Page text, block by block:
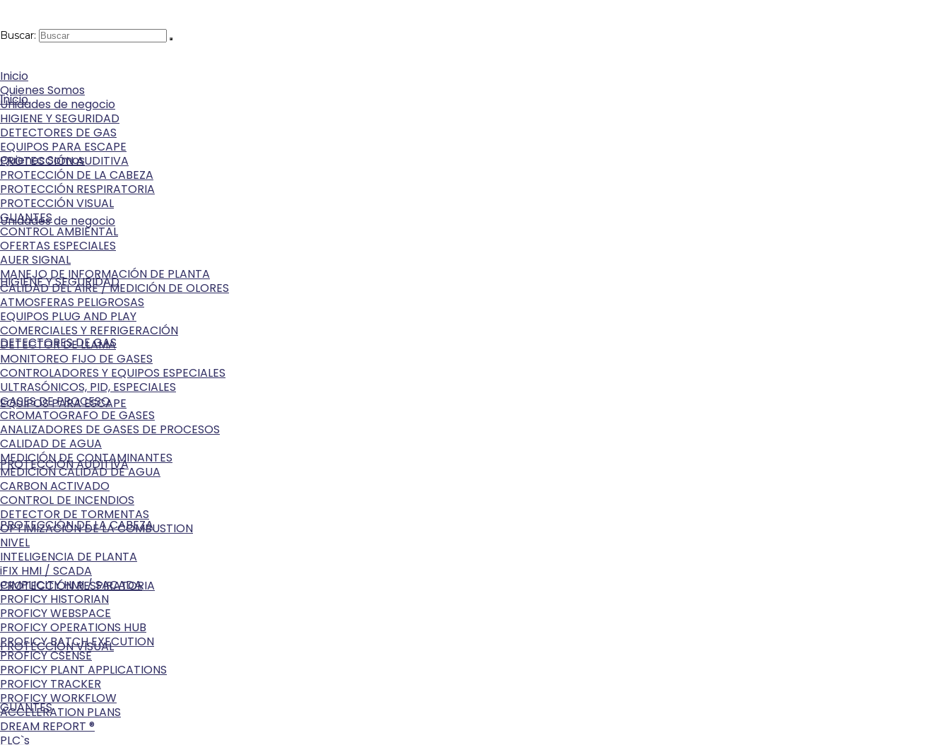
Buscar:
Inicio
Quienes Somos
Unidades de negocio
HIGIENE Y SEGURIDAD
DETECTORES DE GAS
EQUIPOS PARA ESCAPE
PROTECCIÓN AUDITIVA
PROTECCIÓN DE LA CABEZA
PROTECCIÓN RESPIRATORIA
PROTECCIÓN VISUAL
GUANTES
Inicio
Quienes Somos
Unidades de negocio
HIGIENE Y SEGURIDAD
DETECTORES DE GAS
EQUIPOS PARA ESCAPE
PROTECCIÓN AUDITIVA
PROTECCIÓN DE LA CABEZA
PROTECCIÓN RESPIRATORIA
PROTECCIÓN VISUAL
GUANTES
CONTROL AMBIENTAL
OFERTAS ESPECIALES
AUER SIGNAL
MANEJO DE INFORMACIÓN DE PLANTA
CALIDAD DEL AIRE / MEDICIÓN DE OLORES
ATMOSFERAS PELIGROSAS
EQUIPOS PLUG AND PLAY
COMERCIALES Y REFRIGERACIÓN
DETECTOR DE LLAMA
MONITOREO FIJO DE GASES
CONTROLADORES Y EQUIPOS ESPECIALES
ULTRASÓNICOS, PID, ESPECIALES
GASES DE PROCESO
CROMATOGRAFO DE GASES
ANALIZADORES DE GASES DE PROCESOS
CALIDAD DE AGUA
MEDICIÓN DE CONTAMINANTES
MEDICIÓN CALIDAD DE AGUA
CARBON ACTIVADO
CONTROL DE INCENDIOS
DETECTOR DE TORMENTAS
OPTIMIZACIÓN DE LA COMBUSTION
NIVEL
INTELIGENCIA DE PLANTA
iFIX HMI / SCADA
CIMPLICITY HMI / SACADA
PROFICY HISTORIAN
PROFICY WEBSPACE
PROFICY OPERATIONS HUB
PROFICY BATCH EXECUTION
PROFICY CSENSE
PROFICY PLANT APPLICATIONS
PROFICY TRACKER
PROFICY WORKFLOW
ACCELERATION PLANS
DREAM REPORT ®
PLC`s